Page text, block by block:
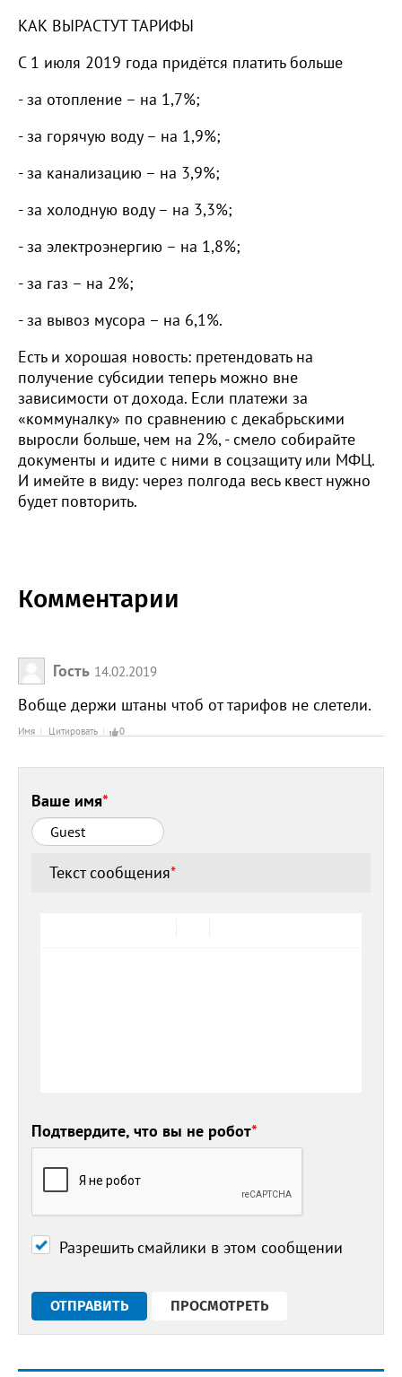
КАК ВЫРАСТУТ ТАРИФЫ
С 1 июля 2019 года придётся платить больше
- за отопление – на 1,7%;
- за горячую воду – на 1,9%;
- за канализацию – на 3,9%;
- за холодную воду – на 3,3%;
- за электроэнергию – на 1,8%;
- за газ – на 2%;
- за вывоз мусора – на 6,1%.
Есть и хорошая новость: претендовать на
получение субсидии теперь можно вне
зависимости от дохода. Если платежи за
«коммуналку» по сравнению с декабрьскими
выросли больше, чем на 2%, - смело собирайте
документы и идите с ними в соцзащиту или МФЦ.
И имейте в виду: через полгода весь квест нужно
будет повторить.
Комментарии
Гость 14.02.2019
Вобще держи штаны чтоб от тарифов не слетели.
Имя Цитировать 0
Ваше имя*
Текст сообщения*
Подтвердите, что вы не робот*
Разрешить смайлики в этом сообщении